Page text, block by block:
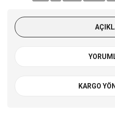
KARGO